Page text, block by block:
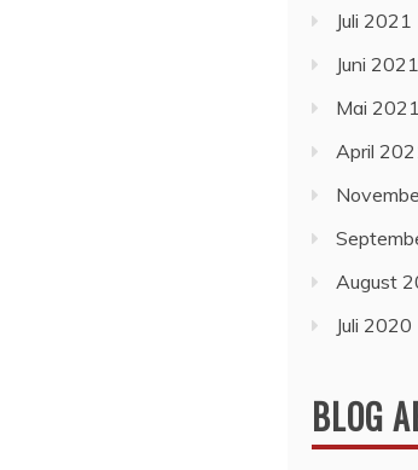
Juli 2021
Juni 2021
Mai 2021
April
August
Juli 2020
BLOG